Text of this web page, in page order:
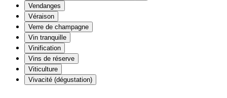
Vendanges
Véraison
Verre de champagne
Vin tranquille
Vinification
Vins de réserve
Viticulture
Vivacité (dégustation)